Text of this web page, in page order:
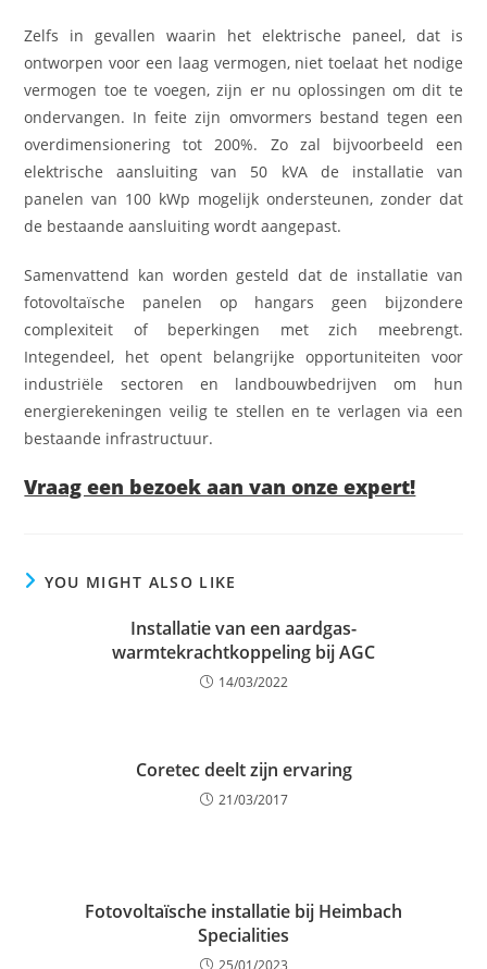
Zelfs in gevallen waarin het elektrische paneel, dat is
ontworpen voor een laag vermogen, niet toelaat het nodige
vermogen toe te voegen, zijn er nu oplossingen om dit te
ondervangen. In feite zijn omvormers bestand tegen een
overdimensionering tot 200%. Zo zal bijvoorbeeld een
elektrische aansluiting van 50 kVA de installatie van
panelen van 100 kWp mogelijk ondersteunen, zonder dat
de bestaande aansluiting wordt aangepast.
Samenvattend kan worden gesteld dat de installatie van
fotovoltaïsche panelen op hangars geen bijzondere
complexiteit of beperkingen met zich meebrengt.
Integendeel, het opent belangrijke opportuniteiten voor
industriële sectoren en landbouwbedrijven om hun
energierekeningen veilig te stellen en te verlagen via een
bestaande infrastructuur.
Vraag een bezoek aan van onze expert!
YOU MIGHT ALSO LIKE
Installatie van een aardgas-
warmtekrachtkoppeling bij AGC
14/03/2022
Coretec deelt zijn ervaring
21/03/2017
Fotovoltaïsche installatie bij Heimbach
Specialities
25/01/2023